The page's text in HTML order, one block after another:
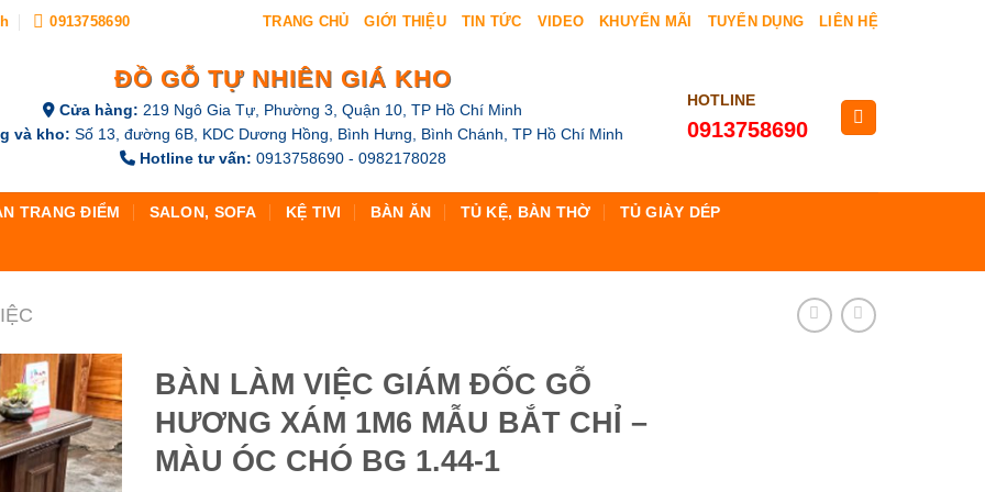
0913758690 TRANG CHỦ GIỚI THIỆU TIN TỨC VIDEO KHUYẾN MÃI TUYỂN DỤNG LIÊN HỆ
ĐỒ GỖ TỰ NHIÊN GIÁ KHO
Cửa hàng: 219 Ngô Gia Tự, Phường 3, Quận 10, TP Hồ Chí Minh
và kho: Số 13, đường 6B, KDC Dương Hồng, Bình Hưng, Bình Chánh, TP Hồ Chí Minh
Hotline tư vấn: 0913758690 - 0982178028
HOTLINE
0913758690
TRANG ĐIỂM SALON, SOFA KỆ TIVI BÀN ĂN TỦ KỆ, BÀN THỜ TỦ GIÀY DÉP
BÀN LÀM VIỆC GIÁM ĐỐC GỖ
HƯƠNG XÁM 1M6 MẪU BẮT CHỈ –
MÀU ÓC CHÓ BG 1.44-1